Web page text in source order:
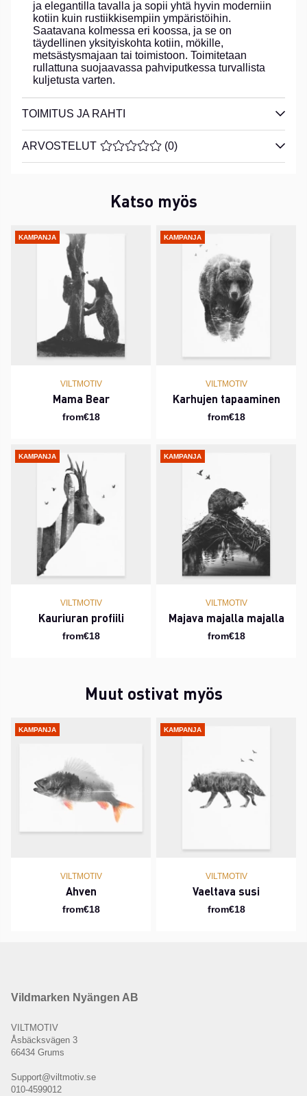
ja elegantilla tavalla ja sopii yhtä hyvin moderniin
kotiin kuin rustiikkisempiin ympäristöihin.
Saatavana kolmessa eri koossa, ja se on
täydellinen yksityiskohta kotiin, mökille,
metsästysmajaan tai toimistoon. Toimitetaan
rullattuna suojaavassa pahviputkessa turvallista
kuljetusta varten.
TOIMITUS JA RAHTI
ARVOSTELUT KESKIARVOLUOKITUS 0 / 5
(0)
Katso myös
KAMPANJA
VILTMOTIV
Mama Bear
from€18
KAMPANJA
VILTMOTIV
Karhujen tapaaminen
from€18
KAMPANJA
VILTMOTIV
Kauriuran profiili
from€18
KAMPANJA
VILTMOTIV
Majava majalla majalla
from€18
Muut ostivat myös
KAMPANJA
VILTMOTIV
Ahven
from€18
KAMPANJA
VILTMOTIV
Vaeltava susi
from€18
Vildmarken Nyängen AB
VILTMOTIV
Åsbäcksvägen 3
66434 Grums
Support@viltmotiv.se
010-4599012